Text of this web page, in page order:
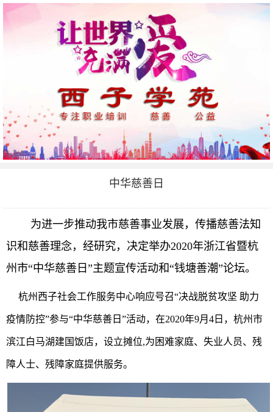
中华慈善日
为进一步推动我市慈善事业发展，传播慈善法知
识和慈善理念，经研究，决定举办2020年浙江省暨杭
州市“中华慈善日”主题宣传活动和“钱塘善潮”论坛。
杭州西子社会工作服务中心响应号召“决战脱贫攻坚 助力
疫情防控”参与“中华慈善日”活动，在2020年9月4日，杭州市
滨江白马湖建国饭店，设立摊位,为困难家庭、失业人员、残
障人士、残障家庭提供服务。